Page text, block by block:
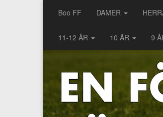
Boo FF DAMER
11-12 ÅR 10 ÅR 9